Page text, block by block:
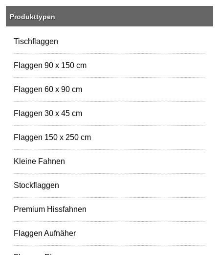
Produkttypen
Tischflaggen
Flaggen 90 x 150 cm
Flaggen 60 x 90 cm
Flaggen 30 x 45 cm
Flaggen 150 x 250 cm
Kleine Fahnen
Stockflaggen
Premium Hissfahnen
Flaggen Aufnäher